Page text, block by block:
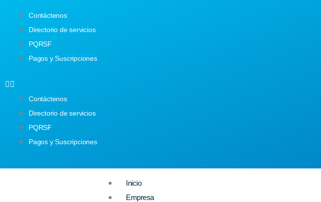
contenido
Contáctenos
Directorio de servicios
PQRSF
Pagos y Suscripciones
Contáctenos
Directorio de servicios
PQRSF
Pagos y Suscripciones
Inicio
Empresa